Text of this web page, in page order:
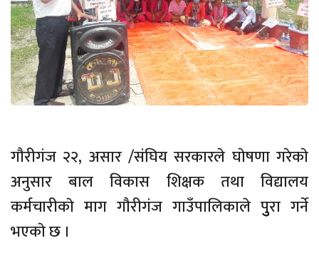
गाैरीगंज २२, असार /संघिय सरकारले घाेषणा गरेकाे
अनुसार बाल विकास शिक्षक तथा विद्यालय
कर्मचारीकाे माग गाैरीगंज गाउँपालिकाले पुुुरा गर्ने
भएकाे छ ।